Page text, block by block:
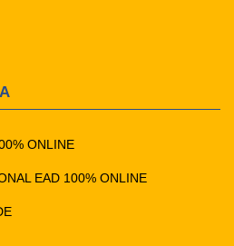
ONLINE
EAD 100% ONLINE